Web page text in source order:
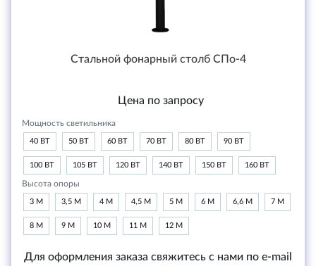
Стальной фонарный столб СПо-4
Цена по запросу
Мощность светильника
40 ВТ 50 ВТ 60 ВТ 70 ВТ 80 ВТ 90 ВТ
100 ВТ 105 ВТ 120 ВТ 140 ВТ 150 ВТ 160 ВТ
Высота опоры
3 М 3,5 М 4 М 4,5 М 5 М 6 М 6,6 М 7 М
8 М 9 М 10 М 11 М 12 М
Для оформления заказа свяжитесь с нами по e-mail